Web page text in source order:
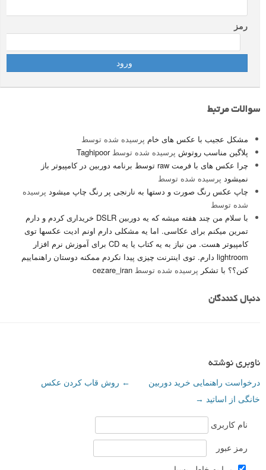
رمز
سوالات مرتبط
مشکل عجیب با عکس های خام پرسیده شده توسط
پلاگین مناسب روتوش پرسیده شده توسطTaghipoor
چرا عکس های با فرمت raw توسط برنامه دوربین در کامپیوتر باز
نمیشود پرسیده شده توسط
چاپ عکس رنگ صورت و دستها به نارنجی پر رنگ چاپ میشود پرسیده
شده توسط
با سلام من چند هفته میشه که یه دوربین DSLR خریداری کردم و دارم
تمرین میکنم برای عکاسی. اما یه مشکلی دارم اونم ادیت عکسها توی
کامپیوتر هست. من نیاز به یه کتاب یا یه CD برای آموزش نرم افزار
lightroom دارم. توی اینترنت چیزی پیدا نکردم ممکنه دوستان راهنماییم
کنن؟؟ با تشکر پرسیده شده توسط cezare_iran
دنبال کنندگان
ناوبری نوشته
← روش قاب کردن عکس
درخواست راهنمایی خرید دوربین
خانگی از اساتید →
نام کاربری
رمز عبور